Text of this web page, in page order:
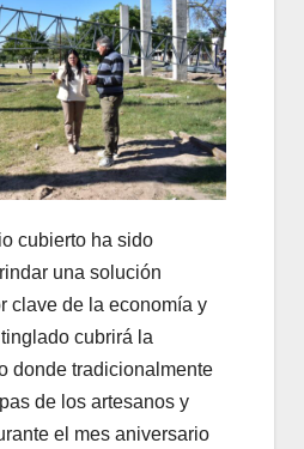
cubierto ha sido
una solución
clave de la economía y
cubrirá la
donde tradicionalmente
de los artesanos y
el mes aniversario